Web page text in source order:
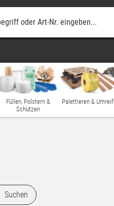
Füllen, Polstern &
Schützen
Palettieren &
Suchen